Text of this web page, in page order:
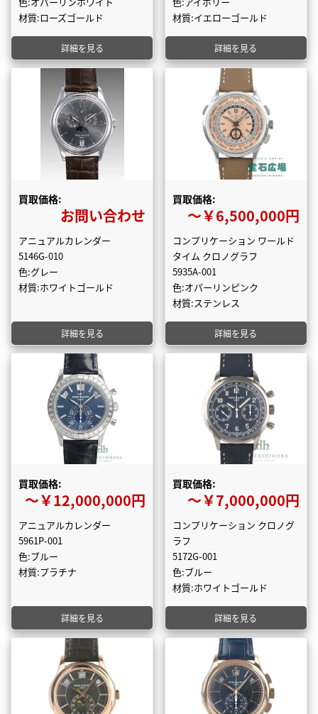
材質:ローズゴールド
詳細を見る
材質:イエローゴールド
詳細を見る
買取価格:
お問い合わせ
アニュアルカレンダー
5146G-010
色:グレー
材質:ホワイトゴールド
詳細を見る
買取価格:
〜￥6,500,000円
コンプリケーション ワールド
タイム クロノグラフ
5935A-001
色:オパーリンピンク
材質:ステンレス
詳細を見る
買取価格:
〜￥12,000,000円
アニュアルカレンダー
5961P-001
色:ブルー
材質:プラチナ
詳細を見る
買取価格:
〜￥7,000,000円
コンプリケーション クロノグ
ラフ
5172G-001
色:ブルー
材質:ホワイトゴールド
詳細を見る